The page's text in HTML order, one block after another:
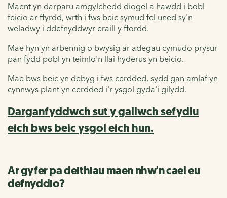
Maent yn darparu amgylchedd diogel a hawdd i bobl
feicio ar ffyrdd, wrth i fws beic symud fel uned sy'n
weladwy i ddefnyddwyr eraill y ffordd.
Mae hyn yn arbennig o bwysig ar adegau cymudo prysur
pan fydd pobl yn teimlo'n llai hyderus yn beicio.
Mae bws beic yn debyg i fws cerdded, sydd gan amlaf yn
cynnwys plant yn cerdded i'r ysgol gyda'i gilydd.
Darganfyddwch sut y gallwch sefydlu
eich bws beic ysgol eich hun.
Ar gyfer pa deithiau maen nhw'n cael eu
defnyddio?